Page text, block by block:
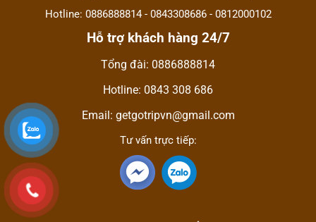
Hotline: 0886888814 - 0843308686 - 0812000102
Hỗ trợ khách hàng 24/7
Tổng đài: 0886888814
Hotline: 0843 308 686
Email: getgotripvn@gmail.com
Tư vấn trực tiếp: